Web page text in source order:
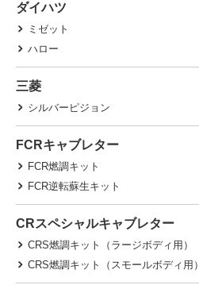
ダイハツ
ミゼット
ハロー
三菱
シルバーピジョン
FCRキャブレター
FCR燃調キット
FCR逆転蘇生キット
CRスペシャルキャブレター
CRS燃調キット（ラージボディ用）
CRS燃調キット（スモールボディ用）